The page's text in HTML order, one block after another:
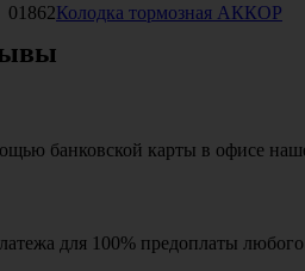
01862Колодка тормозная АККОР
банковской карты в офисе
для 100% предоплаты